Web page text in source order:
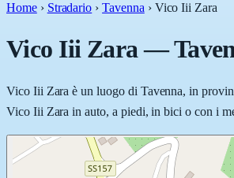
Home › Stradario › Tavenna › Vico Iii Zara
Vico Iii Zara—
Vico Iii Zara è un luogo di Tavenna, in
Vico Iii Zara in auto, a piedi, in bici o con i